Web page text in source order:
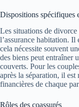
Dispositions spécifiques
Les situations de
l’assurance habitation. Il
cela nécessite souvent
des biens peut entraîner
couverts. Pour les
après la séparation, il
financières de chaque
Rôles des coassurés